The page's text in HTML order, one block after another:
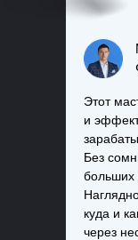
Этот
и
Без
больших
куда и
через